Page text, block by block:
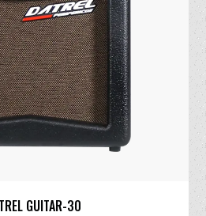
GUITAR-30